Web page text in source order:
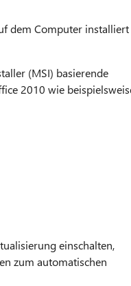
dem Computer installiert
(MSI) basierende
2010 wie
einschalten,
zum automatischen